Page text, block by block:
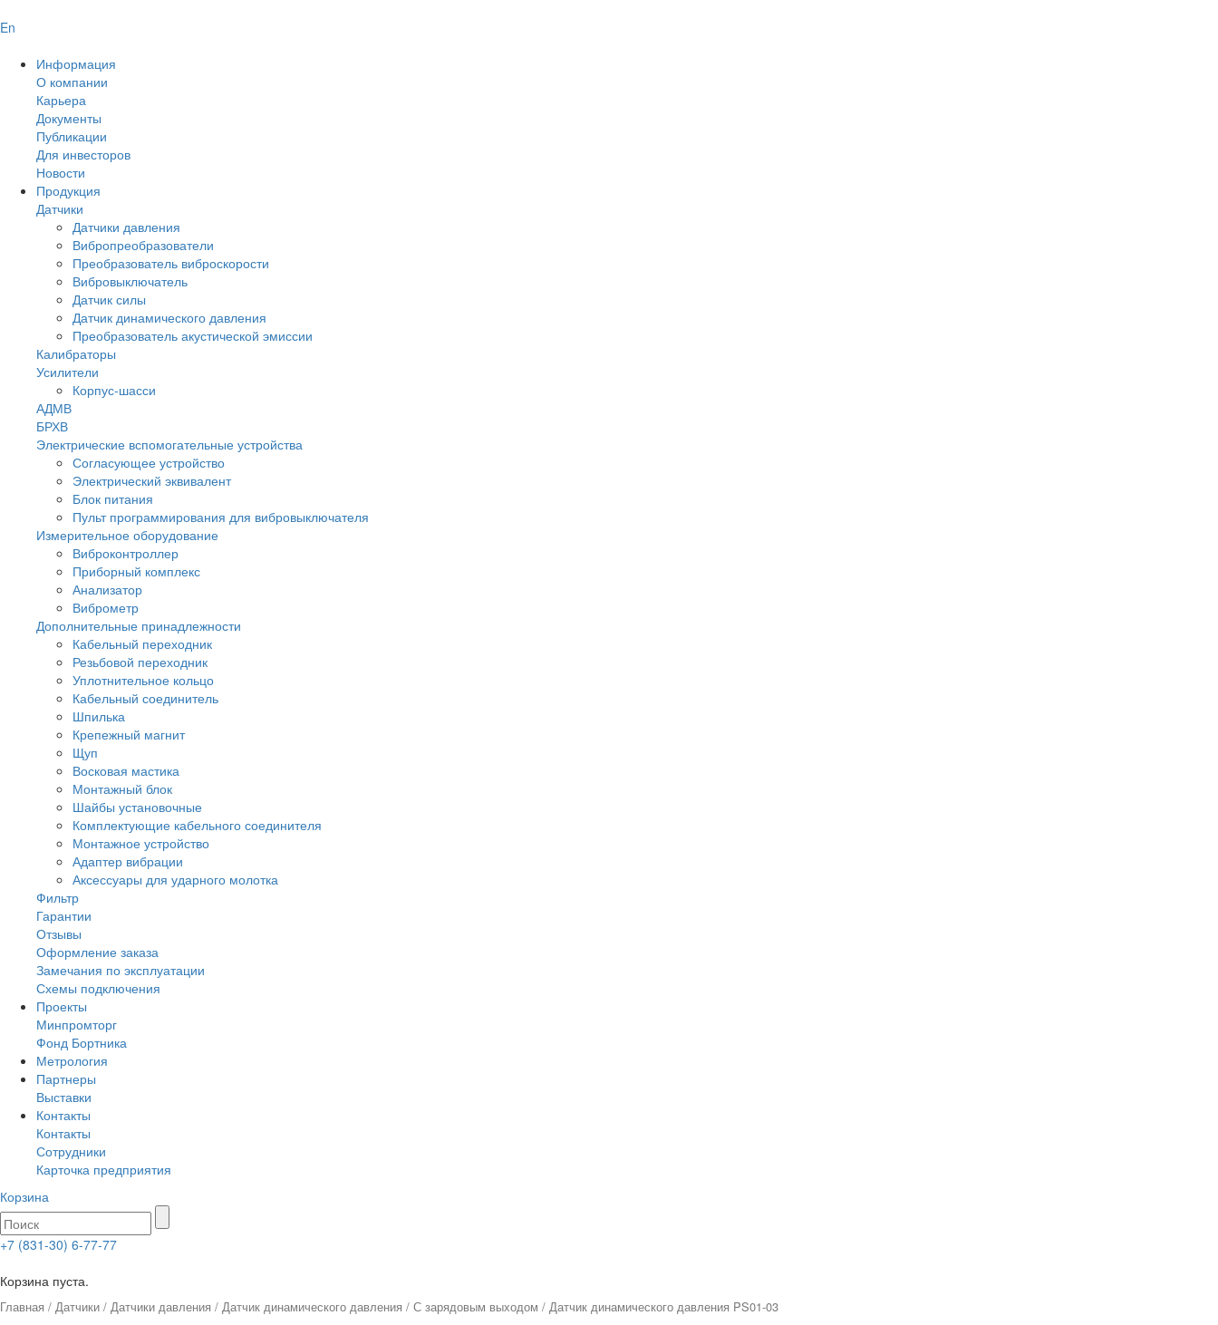
En
Информация
О компании
Карьера
Документы
Публикации
Для инвесторов
Новости
Продукция
Датчики
Датчики давления
Вибропреобразователи
Преобразователь виброскорости
Вибровыключатель
Датчик силы
Датчик динамического давления
Преобразователь акустической эмиссии
Калибраторы
Усилители
Корпус-шасси
АДМВ
БРХВ
Электрические вспомогательные устройства
Согласующее устройство
Электрический эквивалент
Блок питания
Пульт программирования для вибровыключателя
Измерительное оборудование
Виброконтроллер
Приборный комплекс
Анализатор
Виброметр
Дополнительные принадлежности
Кабельный переходник
Резьбовой переходник
Уплотнительное кольцо
Кабельный соединитель
Шпилька
Крепежный магнит
Щуп
Восковая мастика
Монтажный блок
Шайбы установочные
Комплектующие кабельного соединителя
Монтажное устройство
Адаптер вибрации
Аксессуары для ударного молотка
Фильтр
Гарантии
Отзывы
Оформление заказа
Замечания по эксплуатации
Схемы подключения
Проекты
Минпромторг
Фонд Бортника
Метрология
Партнеры
Выставки
Контакты
Контакты
Сотрудники
Карточка предприятия
Корзина
+7 (831-30) 6-77-77
Корзина пуста.
Главная / Датчики / Датчики давления / Датчик динамического давления / С зарядовым выходом / Датчик динамического давления PS01-03